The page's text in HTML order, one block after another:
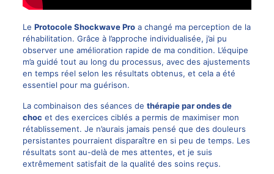
Le Protocole Shockwave Proa changé ma perception de la
réhabilitation. Grâce à l’approche individualisée, j’ai pu
observer une amélioration rapide de ma condition. L’équipe
m’a guidé tout au long du processus, avec des ajustements
en temps réel selon les résultats obtenus, et cela a été
essentiel pour ma guérison.
La combinaison des séances de thérapie par ondes de
choc et des exercices ciblés a permis de maximiser mon
rétablissement. Je n’aurais jamais pensé que des douleurs
persistantes pourraient disparaître en si peu de temps. Les
résultats sont au-delà de mes attentes, et je suis
extrêmement satisfait de la qualité des soins reçus.